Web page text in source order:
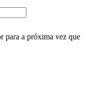
para a próxima vez que